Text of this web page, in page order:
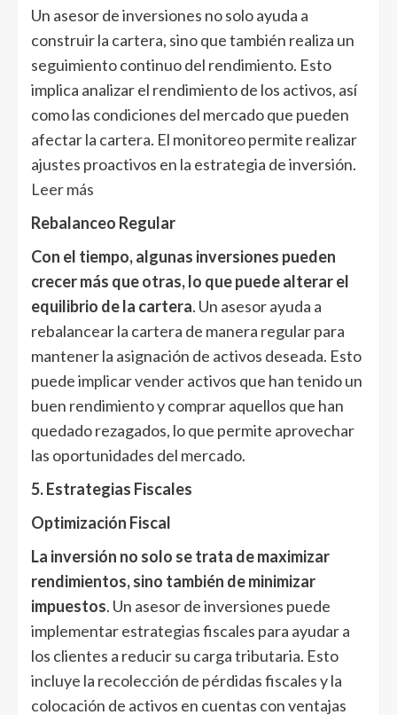
Un asesor de inversiones no solo ayuda a
construir la cartera, sino que también realiza un
seguimiento continuo del rendimiento. Esto
implica analizar el rendimiento de los activos, así
como las condiciones del mercado que pueden
afectar la cartera. El monitoreo permite realizar
ajustes proactivos en la estrategia de inversión.
Leer más
Rebalanceo Regular
Con el tiempo, algunas inversiones pueden
crecer más que otras, lo que puede alterar el
equilibrio de la cartera. Un asesor ayuda a
rebalancear la cartera de manera regular para
mantener la asignación de activos deseada. Esto
puede implicar vender activos que han tenido un
buen rendimiento y comprar aquellos que han
quedado rezagados, lo que permite aprovechar
las oportunidades del mercado.
5. Estrategias Fiscales
Optimización Fiscal
La inversión no solo se trata de maximizar
rendimientos, sino también de minimizar
impuestos. Un asesor de inversiones puede
implementar estrategias fiscales para ayudar a
los clientes a reducir su carga tributaria. Esto
incluye la recolección de pérdidas fiscales y la
colocación de activos en cuentas con ventajas